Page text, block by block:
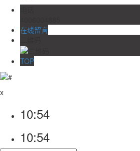
在线留言
TOP
x
10:54
10:54